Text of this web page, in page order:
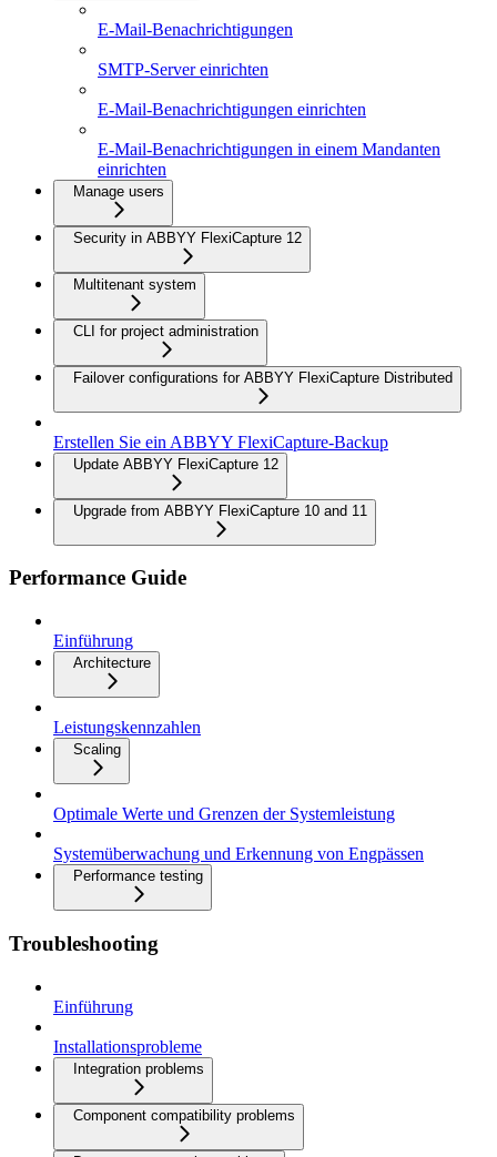
E-Mail-Benachrichtigungen
SMTP-Server einrichten
E-Mail-Benachrichtigungen einrichten
E-Mail-Benachrichtigungen in einem Mandanten
einrichten
Manage users
Security in ABBYY FlexiCapture 12
Multitenant system
CLI for project administration
Failover configurations for ABBYY FlexiCapture Distributed
Erstellen Sie ein ABBYY FlexiCapture-Backup
Update ABBYY FlexiCapture 12
Upgrade from ABBYY FlexiCapture 10 and 11
Performance Guide
Einführung
Architecture
Leistungskennzahlen
Scaling
Optimale Werte und Grenzen der Systemleistung
Systemüberwachung und Erkennung von Engpässen
Performance testing
Troubleshooting
Einführung
Installationsprobleme
Integration problems
Component compatibility problems